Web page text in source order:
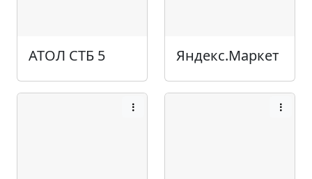
АТОЛ СТБ 5 Яндекс.Маркет